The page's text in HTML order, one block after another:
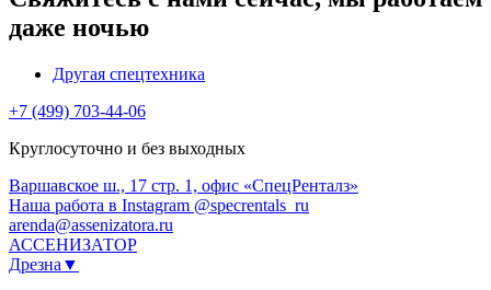
даже ночью
Другая спецтехника
+7 (499) 703-44-06
Круглосуточно и без выходных
Варшавское ш., 17 стр. 1, офис «СпецРенталз»
Наша работа в Instagram @specrentals_ru
arenda@assenizatora.ru
АССЕНИЗАТОР
Дрезна▼